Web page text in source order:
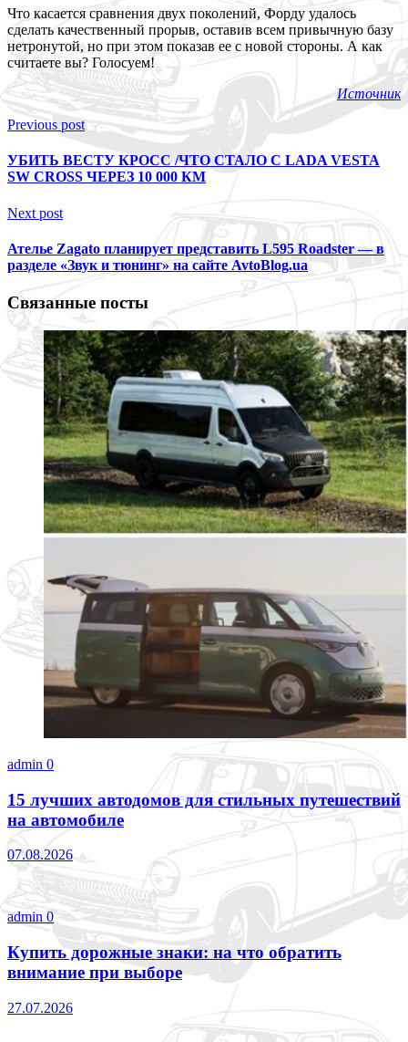
Что касается сравнения двух поколений, Форду удалось
сделать качественный прорыв, оставив всем привычную базу
нетронутой, но при этом показав ее с новой стороны. А как
считаете вы? Голосуем!
Источник
Previous post
УБИТЬ ВЕСТУ КРОСС /ЧТО СТАЛО С LADA VESTA
SW CROSS ЧЕРЕЗ 10 000 КМ
Next post
Ателье Zagato планирует представить L595 Roadster — в
разделе «Звук и тюнинг» на сайте AvtoBlog.ua
Связанные посты
admin 0
15 лучших автодомов для стильных путешествий
на автомобиле
07.08.2026
admin 0
Купить дорожные знаки: на что обратить
внимание при выборе
27.07.2026